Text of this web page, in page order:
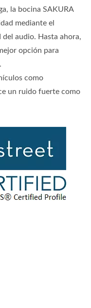
la bocina SAKURA
mediante el
audio. Hasta ahora,
opción para
como
un ruido fuerte como